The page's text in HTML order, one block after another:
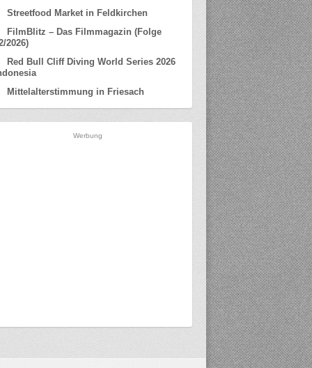
Streetfood Market in Feldkirchen
FilmBlitz – Das Filmmagazin (Folge
2026)
Red Bull Cliff Diving World Series 2026
Mittelalterstimmung in Friesach
Werbung